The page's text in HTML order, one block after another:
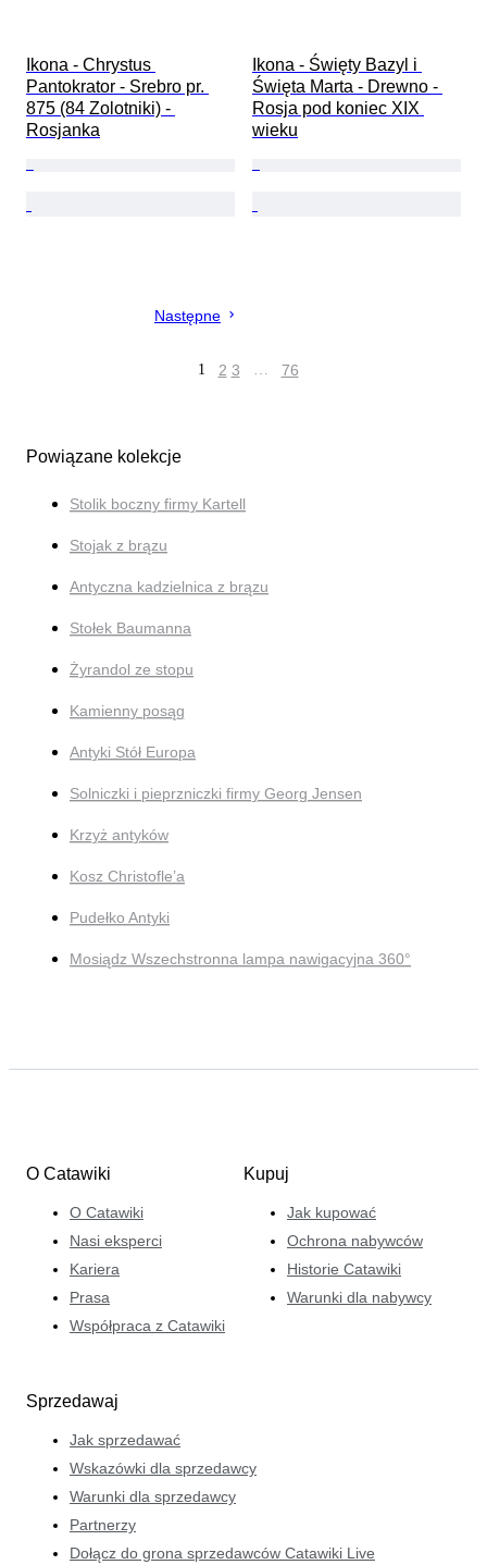
Ikona - Chrystus
Pantokrator - Srebro pr.
875 (84 Zolotniki) -
Rosjanka
Ikona - Święty Bazyl i
Święta Marta - Drewno -
Rosja pod koniec XIX
wieku
Następne
1 2 3 … 76
Powiązane kolekcje
Stolik boczny firmy Kartell
Stojak z brązu
Antyczna kadzielnica z brązu
Stołek Baumanna
Żyrandol ze stopu
Kamienny posąg
Antyki Stół Europa
Solniczki i pieprzniczki firmy Georg Jensen
Krzyż antyków
Kosz Christofle’a
Pudełko Antyki
Mosiądz Wszechstronna lampa nawigacyjna 360°
O Catawiki
O Catawiki
Nasi eksperci
Kariera
Prasa
Współpraca z Catawiki
Kupuj
Jak kupować
Ochrona nabywców
Historie Catawiki
Warunki dla nabywcy
Sprzedawaj
Jak sprzedawać
Wskazówki dla sprzedawcy
Warunki dla sprzedawcy
Partnerzy
Dołącz do grona sprzedawców Catawiki Live